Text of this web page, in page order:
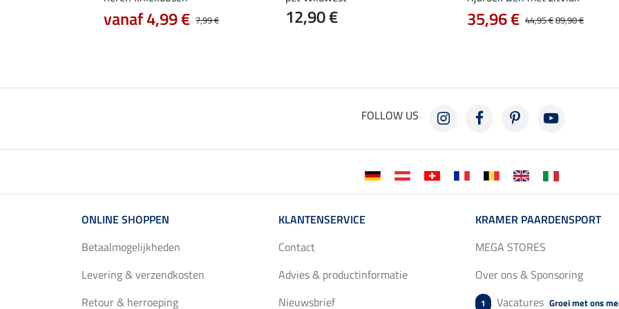
7,99 €
vanaf 4,99 € 12,90 € 44,95 €89,90 €
35,96 €
FOLLOW US
ONLINE SHOPPEN
Betaalmogelijkheden
Levering & verzendkosten
Retour & herroeping
KLANTENSERVICE
Contact
Advies & productinformatie
Nieuwsbrief
KRAMER PAARDENSPORT
MEGA STORES
Over ons & Sponsoring
1 Vacatures Groei met ons